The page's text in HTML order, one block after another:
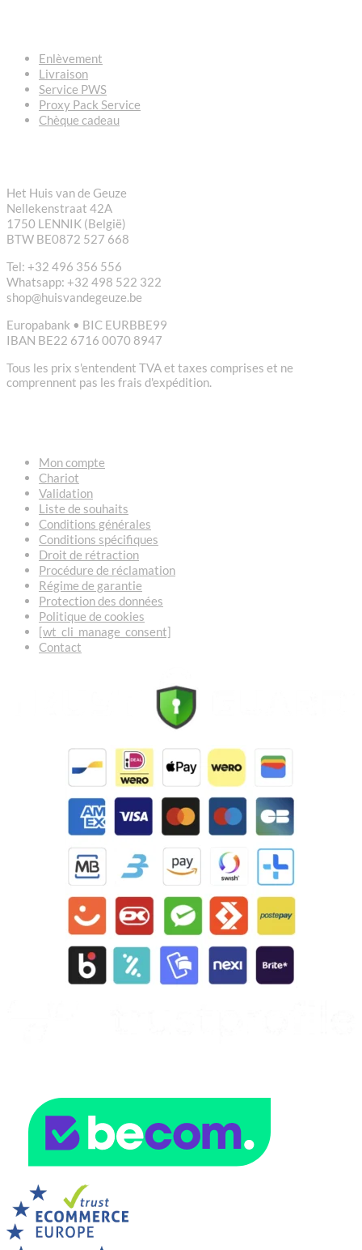
Enlèvement
Livraison
Service PWS
Proxy Pack Service
Chèque cadeau
Het Huis van de Geuze
Nellekenstraat 42A
1750 LENNIK (België)
BTW BE0872 527 668
Tel: +32 496 356 556
Whatsapp: +32 498 522 322
shop@huisvandegeuze.be
Europabank • BIC EURBBE99
IBAN BE22 6716 0070 8947
Tous les prix s'entendent TVA et taxes comprises et ne
comprennent pas les frais d'expédition.
Mon compte
Chariot
Validation
Liste de souhaits
Conditions générales
Conditions spécifiques
Droit de rétraction
Procédure de réclamation
Régime de garantie
Protection des données
Politique de cookies
[wt_cli_manage_consent]
Contact